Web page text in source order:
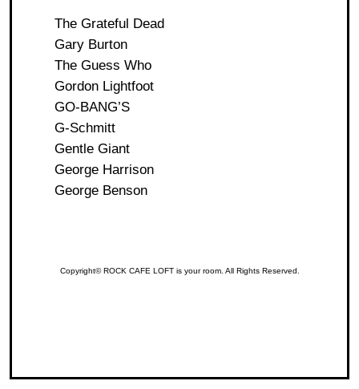
The Grateful Dead
Gary Burton
The Guess Who
Gordon Lightfoot
GO-BANG’S
G-Schmitt
Gentle Giant
George Harrison
George Benson
Copyright© ROCK CAFE LOFT is your room. All Rights Reserved.